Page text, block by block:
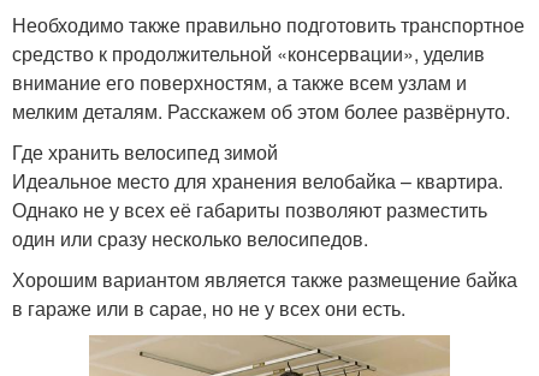
Необходимо также правильно подготовить транспортное
средство к продолжительной «консервации», уделив
внимание его поверхностям, а также всем узлам и
мелким деталям. Расскажем об этом более развёрнуто.
Где хранить велосипед зимой
Идеальное место для хранения велобайка – квартира.
Однако не у всех её габариты позволяют разместить
один или сразу несколько велосипедов.
Хорошим вариантом является также размещение байка
в гараже или в сарае, но не у всех они есть.